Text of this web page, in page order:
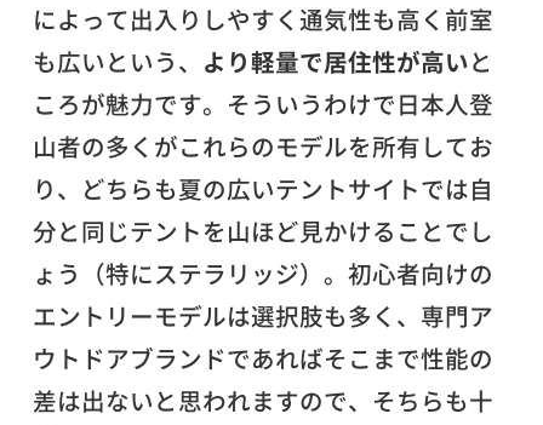
によって出入りしやすく通気性も高く前室
も広いという、 より軽量で居住性が高いと
ころが魅力です。そういうわけで日本人登
山者の多くがこれらのモデルを所有してお
り、どちらも夏の広いテントサイトでは自
分と同じテントを山ほど見かけることでし
ょう（特にステラリッジ）。初心者向けの
エントリーモデルは選択肢も多く、専門ア
ウトドアブランドであればそこまで性能の
差は出ないと思われますので、そちらも十